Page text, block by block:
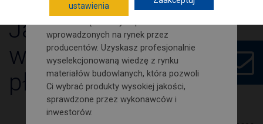
Jak prawidłowo
wykonać klejenie
płytek w łazience?
opinie fachowców budowlanych.
wprowadzonych na rynek przez
producentów. Uzyskasz profesjonalnie
wyselekcjonowaną wiedzę z rynku
materiałów budowlanych, która pozwoli
Ci wybrać produkty wysokiej jakości,
sprawdzone przez wykonawców i
inwestorów.
ustawienia